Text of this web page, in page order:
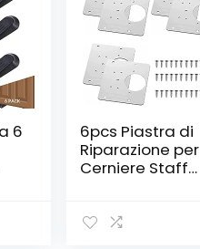
6
6pcs Piastra di
Riparazione per
Cerniere Staffa
Piastra di